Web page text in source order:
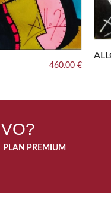
460.00 €
PLAN PREMIUM